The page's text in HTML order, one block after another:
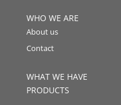
WHO WE ARE
About us
Contact
WHAT WE HAVE
PRODUCTS